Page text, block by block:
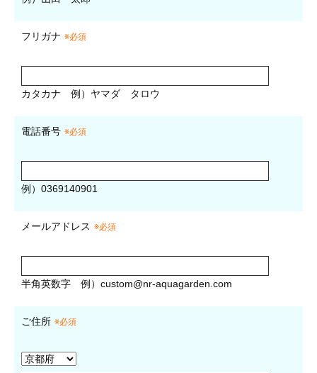
フリガナ ※必須
カタカナ 例）ヤマダ タロウ
電話番号 ※必須
例）0369140901
メールアドレス ※必須
半角英数字 例） custom@nr-aquagarden.com
ご住所 ※必須